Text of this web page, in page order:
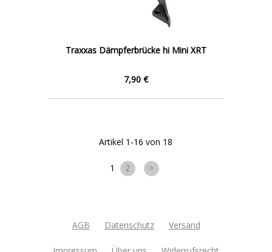
Traxxas Dämpferbrücke hi Mini XRT
7,90 €
Artikel 1-16 von 18
1 2 >
AGB Datenschutz Versand